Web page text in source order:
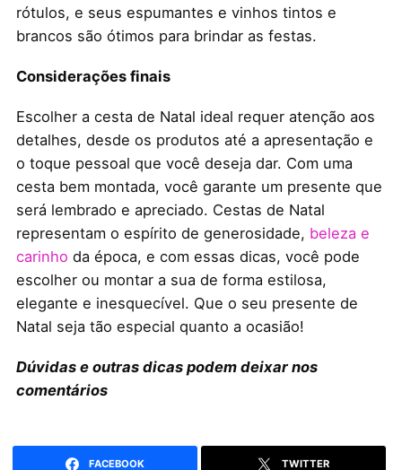
rótulos, e seus espumantes e vinhos tintos e
brancos são ótimos para brindar as festas.
Considerações finais
Escolher a cesta de Natal ideal requer atenção aos
detalhes, desde os produtos até a apresentação e
o toque pessoal que você deseja dar. Com uma
cesta bem montada, você garante um presente que
será lembrado e apreciado. Cestas de Natal
representam o espírito de generosidade, beleza e
carinho da época, e com essas dicas, você pode
escolher ou montar a sua de forma estilosa,
elegante e inesquecível. Que o seu presente de
Natal seja tão especial quanto a ocasião!
Dúvidas e outras dicas podem deixar nos
comentários
FACEBOOK TWITTER